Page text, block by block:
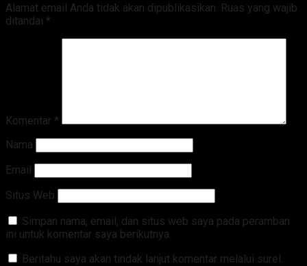
Alamat email Anda tidak akan dipublikasikan. Ruas yang wajib
ditandai *
Komentar *
Nama
Email
Situs Web
Simpan nama, email, dan situs web saya pada peramban
ini untuk komentar saya berikutnya.
Beritahu saya akan tindak lanjut komentar melalui surel.